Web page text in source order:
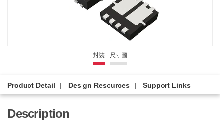
封裝 尺寸圖
Product Detail Design Resources Support Links
Description